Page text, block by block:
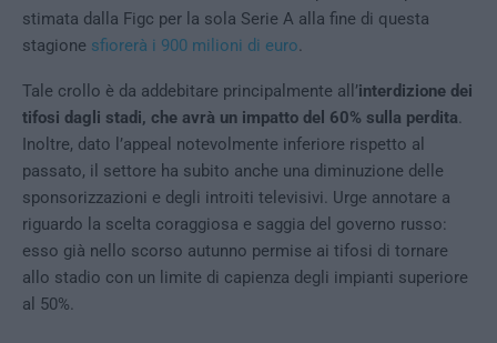
stimata dalla Figc per la sola Serie A alla fine di questa
stagione sfiorerà i 900 milioni di euro.
Tale crollo è da addebitare principalmente all’interdizione dei
tifosi dagli stadi, che avrà un impatto del 60% sulla perdita.
Inoltre, dato l’appeal notevolmente inferiore rispetto al
passato, il settore ha subito anche una diminuzione delle
sponsorizzazioni e degli introiti televisivi. Urge annotare a
riguardo la scelta coraggiosa e saggia del governo russo:
esso già nello scorso autunno permise ai tifosi di tornare
allo stadio con un limite di capienza degli impianti superiore
al 50%.